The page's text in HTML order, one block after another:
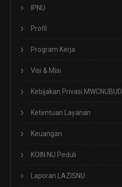
IPNU
Profil
Program Kerja
Visi & Misi
Kebijakan Privasi
Ketentuan Layanan
Keuangan
KOIN NU Peduli
Laporan LAZISNU